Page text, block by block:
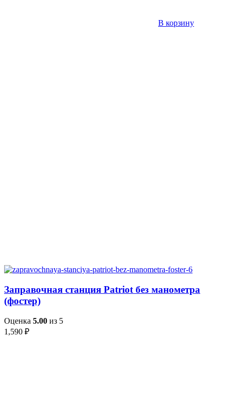
В корзину
Заправочная станция Patriot без манометра
(фостер)
Оценка 5.00 из 5
1,590 ₽